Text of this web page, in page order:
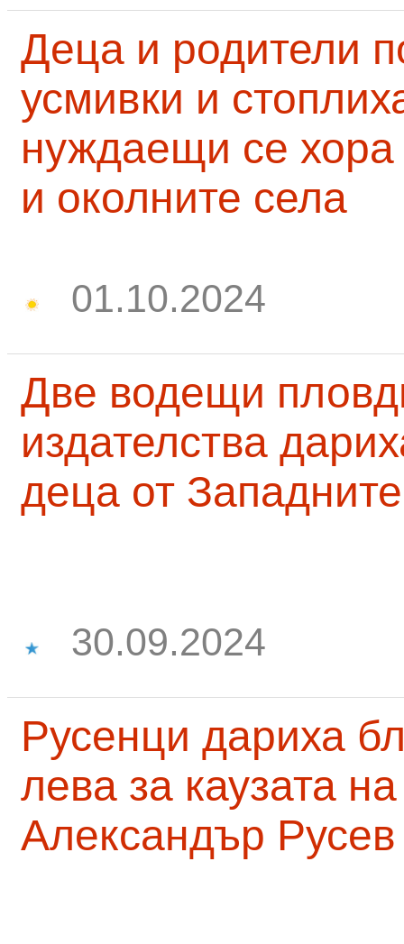
Деца и родители
усмивки и
нуждаещи се
и околните села
01.10.2024
Две водещи
издателства
деца от
30.09.2024
Русенци дариха
лева за каузата
Александър Русев